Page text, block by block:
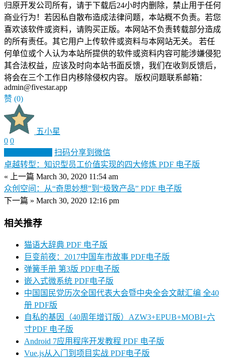
归原开发公司所有，请于下载后24小时内删除，禁止用于任何
商业行为！若因私自散布造成法律问题，本站概不负责。若您
喜欢该软件或资料，请购买正版。本网站不负责转载部分造成
的所有责任。其它用户上传软件或资料与本网站无关。 若任
何单位或个人认为本站所提供的软件或资料内容可能涉嫌侵犯
其合法权益，应该及时向本站书面反馈，我们在收到反馈后，
将会在三个工作日内移除侵权内容。 版权问题联系邮箱：
admin@fivestar.app
赞 (0)
五小星
0 0
扫码分享到微信
卓越转型：知识型员工价值实现的四大修炼 PDF 电子版
« 上一篇 March 30, 2020 11:54 am
众创空间：从“奇思妙想”到“极致产品” PDF 电子版
下一篇 » March 30, 2020 12:16 pm
相关推荐
猫语大辞典 PDF 电子版
巨变前夜：2017中国车市故事 PDF电子版
弹簧手册 第3版 PDF电子版
嵌入式微系统 PDF电子版
中国国民党历次全国代表大会暨中央全会文献汇编 全40
册 PDF版
自私的基因（40周年增订版）AZW3+EPUB+MOBI+六
寸PDF 电子版
Android 7应用程序开发教程 PDF 电子版
Vue.js从入门到项目实战 PDF电子版